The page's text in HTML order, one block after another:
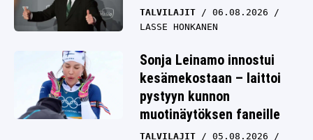
TALVILAJIT
06.08.2026
LASSE HONKANEN
Sonja Leinamo innostui
kesämekostaan – laittoi
pystyyn kunnon
muotinäytöksen faneille
TALVILAJIT
05.08.2026